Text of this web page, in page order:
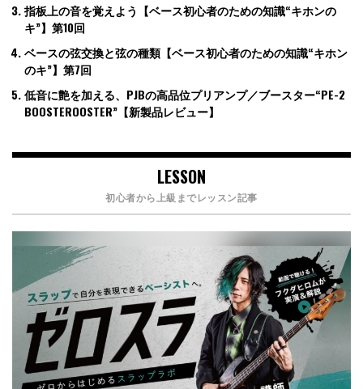
指板上の音を覚えよう【ベース初心者のための知識“キホンの
キ”】第10回
ベースの弦交換と弦の種類【ベース初心者のための知識“キホン
のキ”】第7回
低音に艶を加える、PJBの高品位プリアンプ／ブースター“PE-2
BOOSTEROOSTER”【新製品レビュー】
LESSON
初心者から上級までレッスン記事